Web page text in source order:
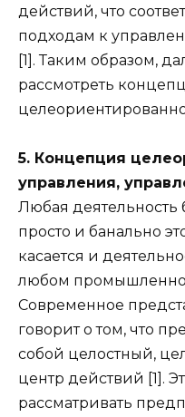
действий, что
подходам к
[1]. Таким образом,
рассмотреть
5. Концепция
управления,
Любая деятельность
просто и банально
касается и
любом
Современное
говорит о том, что
собой целостный,
центр действий [1].
рассматривать